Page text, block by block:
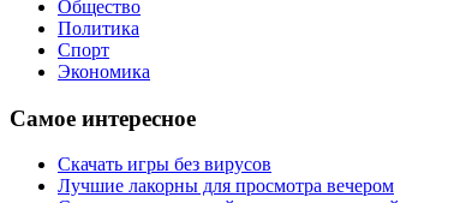
Общество
Политика
Спорт
Экономика
Самое интересное
Скачать игры без вирусов
Лучшие лакорны для просмотра вечером